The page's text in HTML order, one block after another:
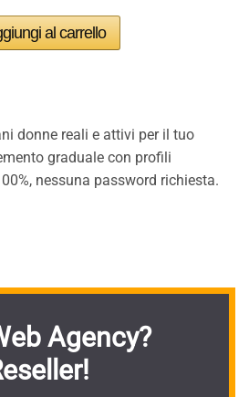
donne reali e attivi per il tuo
graduale con profili
nessuna password richiesta.
Agency?